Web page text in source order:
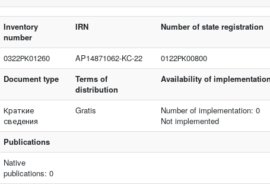
Inventory
number
IRN Number of state registration
0322РК01260 AP14871062-KC-22
0122РК00800
Document type
Terms of
distribution
Availability of
Краткие
сведения
Gratis
Number of implementation: 0
Not implemented
Publications
Native
publications: 0